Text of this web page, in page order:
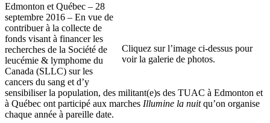
Cliquez sur l’image ci-dessus pour
voir la galerie de photos.
Edmonton et Québec – 28
septembre 2016 – En vue de
contribuer à la collecte de
fonds visant à financer les
recherches de la Société de
leucémie & lymphome du
Canada (SLLC) sur les
cancers du sang et d’y
sensibiliser la population, des militant(e)s des TUAC à Edmonton et
à Québec ont participé aux marches Illumine la nuitqu’on organise
chaque année à pareille date.